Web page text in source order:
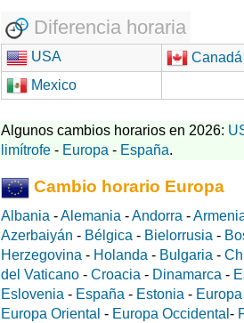
Diferencia horaria
USA Canadá
Mexico
Algunos cambios horarios en 2026:
limítrofe - Europa - España.
Cambio horario Europa
Albania -Alemania -Andorra -
Azerbaiyán - Bélgica - Bielorrusia -
Herzegovina - Holanda - Bulgaria -
del Vaticano - Croacia - Dinamarca -
Eslovenia - España - Estonia -
Europa Oriental - Europa Occidental -